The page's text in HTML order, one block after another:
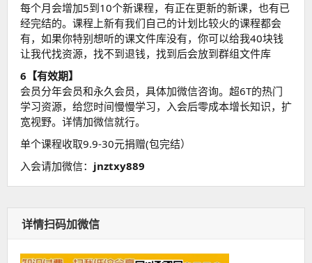
每个月会增加5到10个新课程，有正在更新的新课，也有已
经完结的。课程上新有我们自己的计划比较火的课程都会
有，如果你特别想听的课文件库没有，你可以给我40块钱
让我代找资源，找不到退钱，找到后会放到群组文件库
6【有效期】
会员分年会员和永久会员，具体加微信咨询。超6T的热门
学习资源，给您时间慢慢学习，入会后零成本增长知识，扩
宽视野。详情加微信就行。
单个课程收取9.9-30元捐赠(包完结）
入会请加微信： jnztxy889
详情扫码加微信